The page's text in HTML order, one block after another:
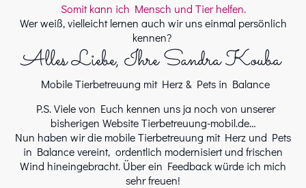
Somit kann ich Mensch und Tier helfen.
Wer weiß, vielleicht lernen auch wir uns einmal persönlich
kennen?
Alles Liebe, Ihre Sandra Kouba
Mobile Tierbetreuung mit Herz & Pets in Balance
P.S. Viele von Euch kennen uns ja noch von unserer
bisherigen Website Tierbetreuung-mobil.de…
Nun haben wir die mobile Tierbetreuung mit Herz und Pets
in Balance vereint, ordentlich modernisiert und frischen
Wind hineingebracht. Über ein Feedback würde ich mich
sehr freuen!